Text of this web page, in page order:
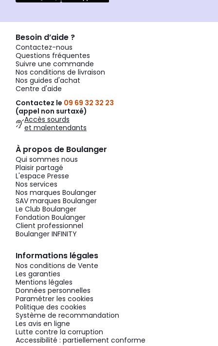
Besoin d’aide ?
Contactez-nous
Questions fréquentes
Suivre une commande
Nos conditions de livraison
Nos guides d'achat
Centre d'aide
Contactez le 09 69 32 32 23
(appel non surtaxé)
Accès sourds
et malentendants
À propos de Boulanger
Qui sommes nous
Plaisir partagé
L'espace Presse
Nos services
Nos marques Boulanger
SAV marques Boulanger
Le Club Boulanger
Fondation Boulanger
Client professionnel
Boulanger INFINITY
Informations légales
Nos conditions de Vente
Les garanties
Mentions légales
Données personnelles
Paramétrer les cookies
Politique des cookies
Système de recommandation
Les avis en ligne
Lutte contre la corruption
Accessibilité : partiellement conforme